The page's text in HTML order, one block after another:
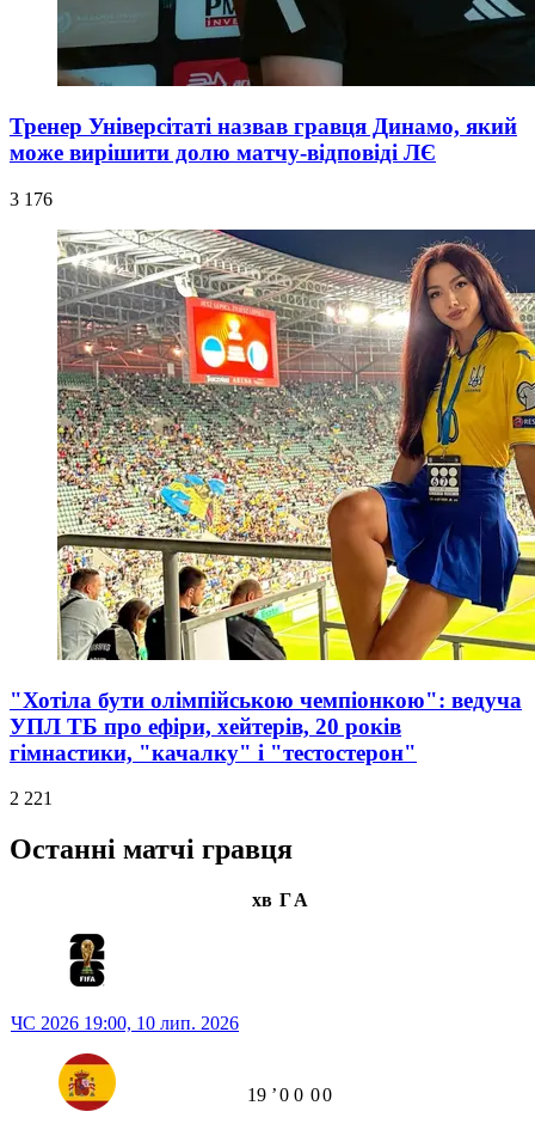
Тренер Універсітаті назвав гравця Динамо, який
може вирішити долю матчу-відповіді ЛЄ
3 176
"Хотіла бути олімпійською чемпіонкою": ведуча
УПЛ ТБ про ефіри, хейтерів, 20 років
гімнастики, "качалку" і "тестостерон"
2 221
Останні матчі гравця
хв ГА
ЧС 2026 19:00, 10 лип. 2026
19 ʼ0 0 00